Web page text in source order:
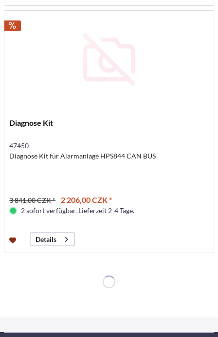
Diagnose Kit
47450
Diagnose Kit für Alarmanlage HPS844 CAN BUS
3 841,00 CZK * 2 206,00 CZK *
2 sofort verfügbar. Lieferzeit 2-4 Tage.
Details